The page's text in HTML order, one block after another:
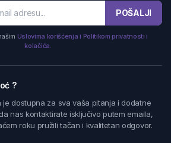
POŠALJI
Uslovima korišćenja i Politikom privatnosti i
kolačića.
?
je dostupna za sva vaša pitanja i dodatne
nas kontaktirate isključivo putem emaila,
roku pružili tačan i kvalitetan odgovor.